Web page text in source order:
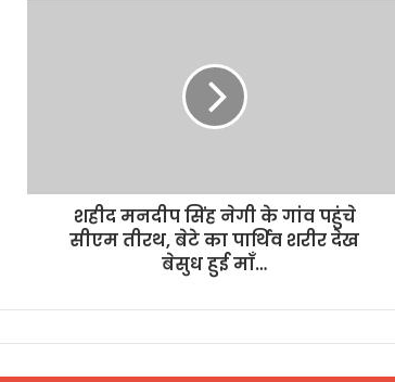
शहीद मनदीप सिंह नेगी के गांव पहुंचे
सीएम तीरथ, बेटे का पार्थिव शरीर देख
बेसुध हुई माँ…